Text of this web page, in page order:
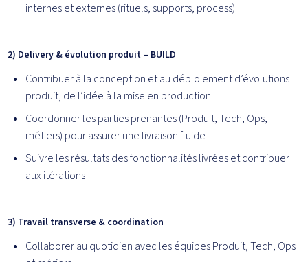
internes et externes (rituels, supports, process)
2) Delivery & évolution produit – BUILD
Contribuer à la conception et au déploiement d’évolutions
produit, de l’idée à la mise en production
Coordonner les parties prenantes (Produit, Tech, Ops,
métiers) pour assurer une livraison fluide
Suivre les résultats des fonctionnalités livrées et contribuer
aux itérations
3) Travail transverse & coordination
Collaborer au quotidien avec les équipes Produit, Tech, Ops